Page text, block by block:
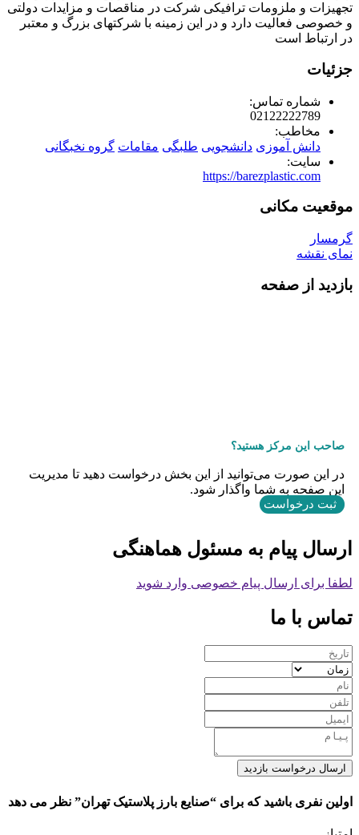
تجهیزات و ملزومات ترافیکی شرکت در مناقصات و مزایدات دولتی
و خصوصی فعالیت دارد و در این زمینه با شرکتهای بزرگ و معتبر
در ارتباط است
جزئیات
شماره تماس:
02122222789
مخاطب:
دانش آموزی دانشجویی طلبگی مقامات گروه نخبگانی
سایت:
https://barezplastic.com
موقعیت مکانی
گرمسار
نمای نقشه
بازدید از صفحه
صاحب این مرکز هستید؟
در این صورت می‌توانید از این بخش درخواست دهید تا مدیریت
این صفحه به شما واگذار شود.
ثبت درخواست
ارسال پیام به مسئول هماهنگی
لطفا برای ارسال پیام خصوصی وارد شوید
تماس با ما
ارسال درخواست بازدید
اولین نفری باشید که برای “صنایع بارز پلاستیک تهران” نظر می دهد